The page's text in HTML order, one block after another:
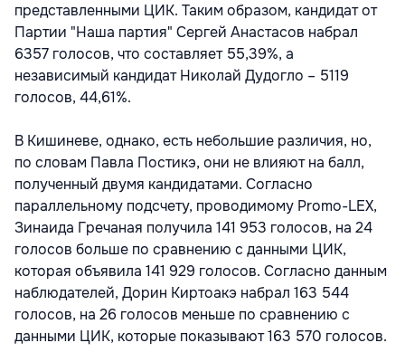
представленными ЦИК. Таким образом, кандидат от
Партии "Наша партия" Сергей Анастасов набрал
6357 голосов, что составляет 55,39%, а
независимый кандидат Николай Дудогло – 5119
голосов, 44,61%.
В Кишиневе, однако, есть небольшие различия, но,
по словам Павла Постикэ, они не влияют на балл,
полученный двумя кандидатами. Согласно
параллельному подсчету, проводимому Promo-LEX,
Зинаида Гречаная получила 141 953 голосов, на 24
голосов больше по сравнению с данными ЦИК,
которая объявила 141 929 голосов. Согласно данным
наблюдателей, Дорин Киртоакэ набрал 163 544
голосов, на 26 голосов меньше по сравнению с
данными ЦИК, которые показывают 163 570 голосов.